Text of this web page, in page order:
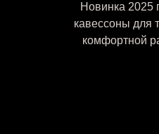
Новинка 2025
кавессоны для
комфортной